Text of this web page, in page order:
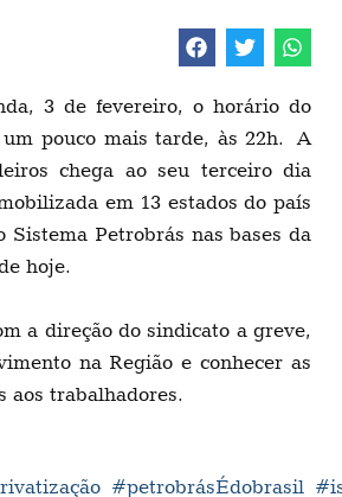
3 de fevereiro, o horário do
pouco mais tarde, às 22h. A
chega ao seu terceiro dia
em 13 estados do país
Sistema Petrobrás nas bases da
hoje.
a direção do sindicato a greve,
na Região e conhecer as
aos trabalhadores.
#petrobrásÉdobrasil #